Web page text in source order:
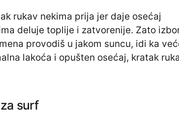
rukav nekima prija jer daje osećaj
deluje toplije i zatvorenije. Zato
provodiš u jakom suncu, idi ka
lakoća i opušten osećaj, kratak
surf